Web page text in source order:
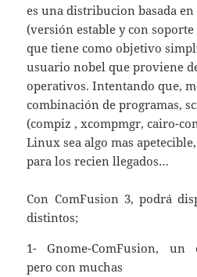
es una distribucion basada
(versión estable y con
que tiene como objetivo
usuario nobel que proviene
operativos. Intentando que,
combinación de programas,
(compiz , xcompmgr, cairo-
Linux sea algo mas
para los recien llegados…
Con ComFusion 3, podrá
distintos;
1- Gnome-ComFusion, un
pero con muchas